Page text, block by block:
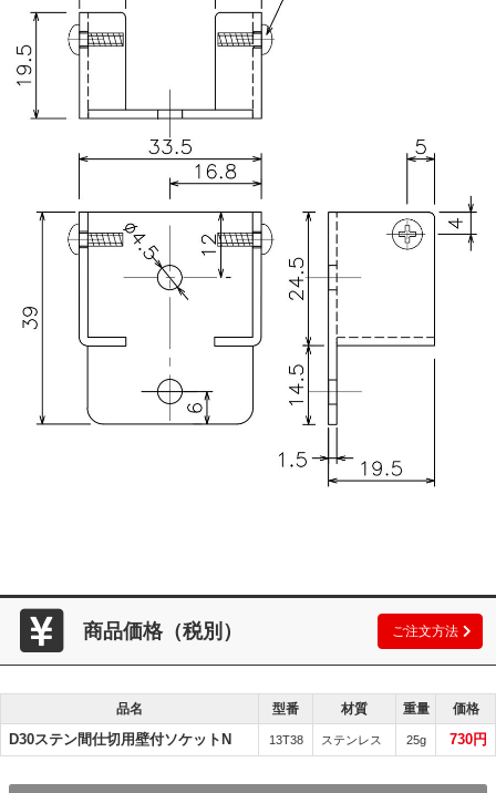
商品価格（税別） ご注文方法
品名 型番 材質 重量 価格
D30ステン間仕切用壁付ソケットN 13T38 ステンレス 25g 730円